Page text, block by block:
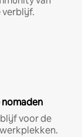
verblijf.
voor de